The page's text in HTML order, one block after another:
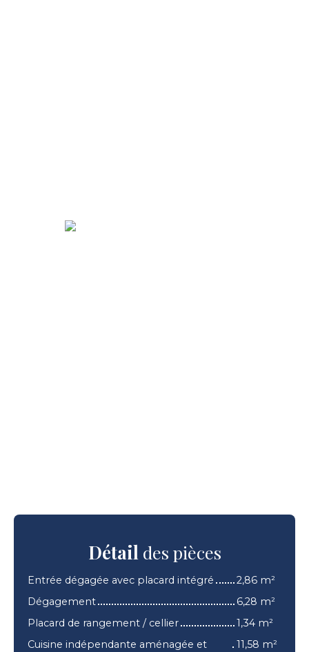
Détail des pièces
Entrée dégagée avec placard intégré
2,86 m²
Dégagement
6,28 m²
Placard de rangement / cellier
1,34 m²
Cuisine indépendante aménagée et
11,58 m²